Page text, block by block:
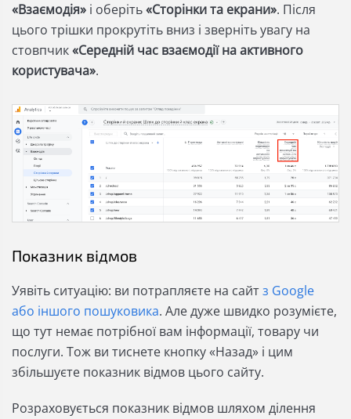
«Взаємодія» і оберіть«Сторінки та екрани». Після
цього трішки прокрутіть вниз і зверніть увагу на
стовпчик«Середній час взаємодії на активного
користувача».
Показник відмов
Уявіть ситуацію: ви потрапляєте на сайтз Google
або іншого пошуковика. Але дуже швидко розумієте,
що тут немає потрібної вам інформації, товару чи
послуги. Тож ви тиснете кнопку «Назад» і цим
збільшуєте показник відмов цього сайту.
Розраховується показник відмов шляхом ділення